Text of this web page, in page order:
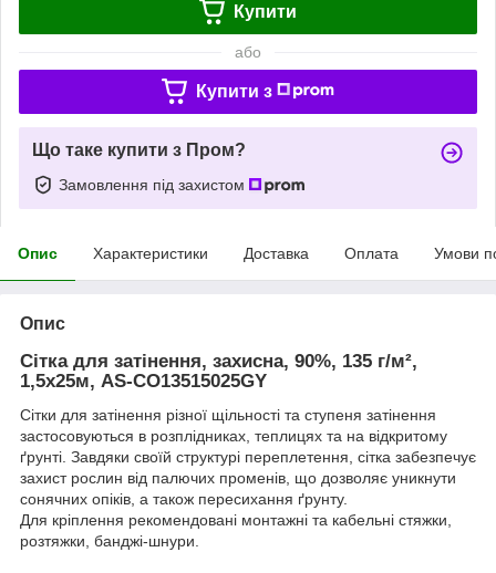
Купити
або
Купити з
Що таке купити з Пром?
Замовлення під захистом
Опис Характеристики Доставка Оплата Умови
Опис
Сітка для затінення, захисна, 90%, 135 г/м²,
1,5х25м, AS-CO13515025GY
Сітки для затінення різної щільності та ступеня затінення
застосовуються в розплідниках, теплицях та на відкритому
ґрунті. Завдяки своїй структурі переплетення, сітка забезпечує
захист рослин від палючих променів, що дозволяє уникнути
сонячних опіків, а також пересихання ґрунту.
Для кріплення рекомендовані монтажні та кабельні стяжки,
розтяжки, банджі-шнури.